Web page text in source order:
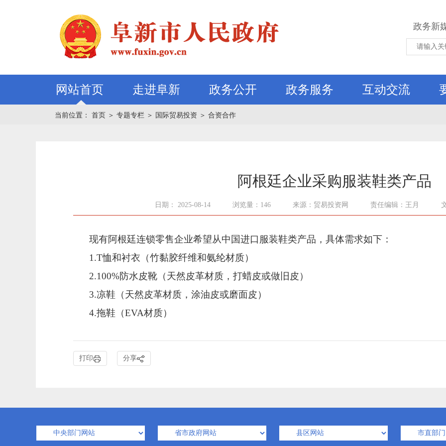
政务新
网站首页 走进阜新 政务公开 政务服务 互动交流
当前位置： 首页 ＞ 专题专栏 ＞ 国际贸易投资 ＞ 合资合作
阿根廷企业采购服装鞋类产品
日期： 2025-08-14 浏览量：146 来源：贸易投资网 责任编辑：王月
现有阿根廷连锁零售企业希望从中国进口服装鞋类产品，具体需求如下：
1.T恤和衬衣（竹黏胶纤维和氨纶材质）
2.100%防水皮靴（天然皮革材质，打蜡皮或做旧皮）
3.凉鞋（天然皮革材质，涂油皮或磨面皮）
4.拖鞋（EVA材质）
打印 分享